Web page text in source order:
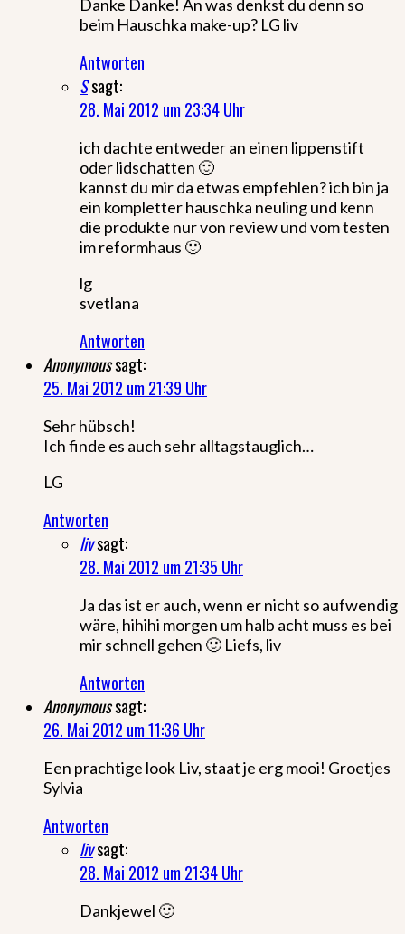
Danke Danke! An was denkst du denn so
beim Hauschka make-up? LG liv
Antworten
Ssagt:
28. Mai 2012 um 23:34 Uhr
ich dachte entweder an einen lippenstift
oder lidschatten 🙂
kannst du mir da etwas empfehlen? ich bin ja
ein kompletter hauschka neuling und kenn
die produkte nur von review und vom testen
im reformhaus 🙂
lg
svetlana
Antworten
Anonymoussagt:
25. Mai 2012 um 21:39 Uhr
Sehr hübsch!
Ich finde es auch sehr alltagstauglich…
LG
Antworten
livsagt:
28. Mai 2012 um 21:35 Uhr
Ja das ist er auch, wenn er nicht so aufwendig
wäre, hihihi morgen um halb acht muss es bei
mir schnell gehen 🙂 Liefs, liv
Antworten
Anonymoussagt:
26. Mai 2012 um 11:36 Uhr
Een prachtige look Liv, staat je erg mooi! Groetjes
Sylvia
Antworten
livsagt:
28. Mai 2012 um 21:34 Uhr
Dankjewel 🙂